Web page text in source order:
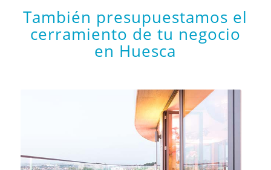
También presupuestamos el
cerramiento de tu negocio
en Huesca